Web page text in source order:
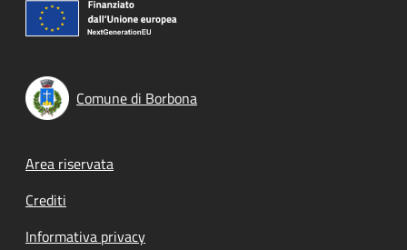
Comune di Borbona
Footer menu
Area riservata
Crediti
Informativa privacy